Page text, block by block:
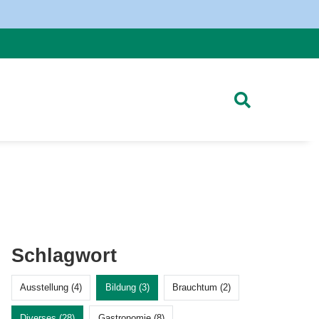
Schlagwort
Ausstellung (4) Bildung (3) Brauchtum (2)